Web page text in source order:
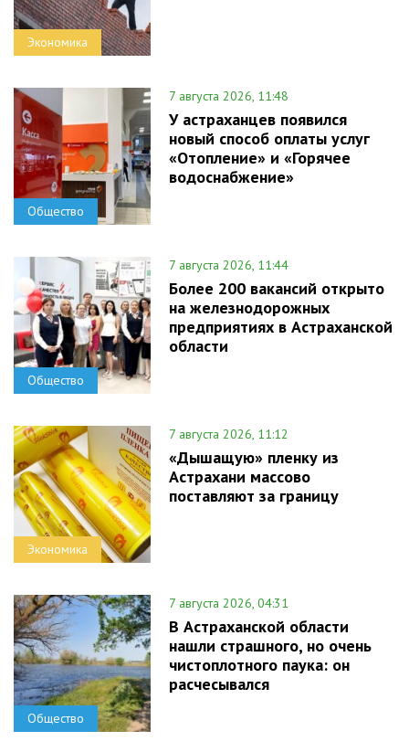
Экономика
Общество
7 августа 2026, 11:48
У астраханцев появился
новый способ оплаты услуг
«Отопление» и «Горячее
водоснабжение»
Общество
7 августа 2026, 11:44
Более 200 вакансий открыто
на железнодорожных
предприятиях в Астраханской
области
Экономика
7 августа 2026, 11:12
«Дышащую» пленку из
Астрахани массово
поставляют за границу
Общество
7 августа 2026, 04:31
В Астраханской области
нашли страшного, но очень
чистоплотного паука: он
расчесывался